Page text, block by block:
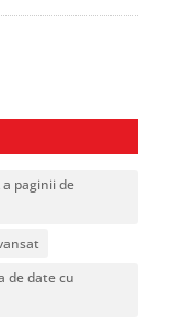
paginii de
de date cu